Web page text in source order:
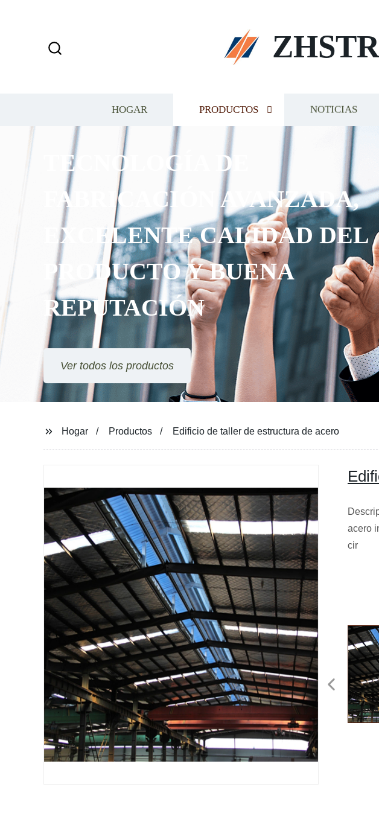
HOGAR PRODUCTOS NOTICIAS
TECNOLOGÍA DE
FABRICACIÓN AVANZADA,
EXCELENTE CALIDAD DEL
PRODUCTO Y BUENA
REPUTACIÓN
Ver todos los productos
Hogar Productos Edificio de taller de estructura de acero
acero
cir